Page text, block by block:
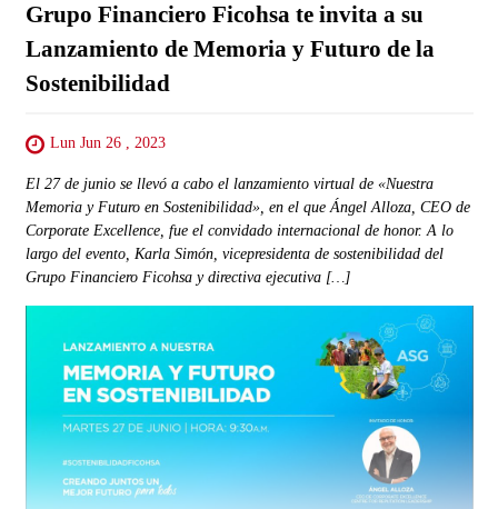
Grupo Financiero Ficohsa te invita a su
Lanzamiento de Memoria y Futuro de la
Sostenibilidad
Lun Jun 26 , 2023
El 27 de junio se llevó a cabo el lanzamiento virtual de «Nuestra
Memoria y Futuro en Sostenibilidad», en el que Ángel Alloza, CEO de
Corporate Excellence, fue el convidado internacional de honor. A lo
largo del evento, Karla Simón, vicepresidenta de sostenibilidad del
Grupo Financiero Ficohsa y directiva ejecutiva […]